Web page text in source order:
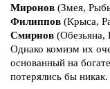
Миронов (Змея,
Филиппов (Крыса,
Смирнов (Обезьяна,
Однако комизм их
основанный на
потерялись бы никак.